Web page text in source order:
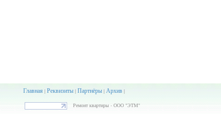
Главная| Реквизиты| Партнёры| Архив|
Ремонт квартиры - ООО "ЭТМ"